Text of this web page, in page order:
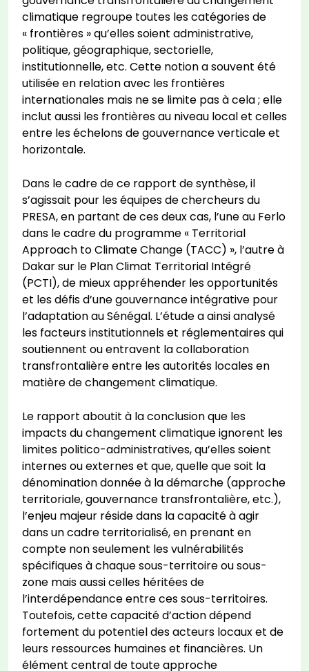
climatique regroupe toutes les catégories de
« frontières » qu’elles soient administrative,
politique, géographique, sectorielle,
institutionnelle, etc. Cette notion a souvent été
utilisée en relation avec les frontières
internationales mais ne se limite pas à cela ; elle
inclut aussi les frontières au niveau local et celles
entre les échelons de gouvernance verticale et
horizontale.
Dans le cadre de ce rapport de synthèse, il
s’agissait pour les équipes de chercheurs du
PRESA, en partant de ces deux cas, l’une au Ferlo
dans le cadre du programme « Territorial
Approach to Climate Change (TACC) », l’autre à
Dakar sur le Plan Climat Territorial Intégré
(PCTI), de mieux appréhender les opportunités
et les défis d’une gouvernance intégrative pour
l’adaptation au Sénégal. L’étude a ainsi analysé
les facteurs institutionnels et réglementaires qui
soutiennent ou entravent la collaboration
transfrontalière entre les autorités locales en
matière de changement climatique.
Le rapport aboutit à la conclusion que les
impacts du changement climatique ignorent les
limites politico-administratives, qu’elles soient
internes ou externes et que, quelle que soit la
dénomination donnée à la démarche (approche
territoriale, gouvernance transfrontalière, etc.),
l’enjeu majeur réside dans la capacité à agir
dans un cadre territorialisé, en prenant en
compte non seulement les vulnérabilités
spécifiques à chaque sous-territoire ou sous-
zone mais aussi celles héritées de
l’interdépendance entre ces sous-territoires.
Toutefois, cette capacité d’action dépend
fortement du potentiel des acteurs locaux et de
leurs ressources humaines et financières. Un
élément central de toute approche